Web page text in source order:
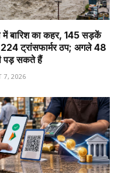
में बारिश का कहर, 145 सड़कें
ट्रांसफार्मर ठप; अगले 48
पड़ सकते हैं
7, 2026